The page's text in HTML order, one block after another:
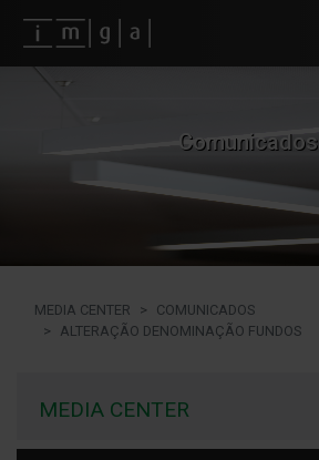
Fundos imga
Comunicados
MEDIA CENTER
COMUNICADOS
ALTERAÇÃO DENOMINAÇÃO FUNDOS
MEDIA CENTER